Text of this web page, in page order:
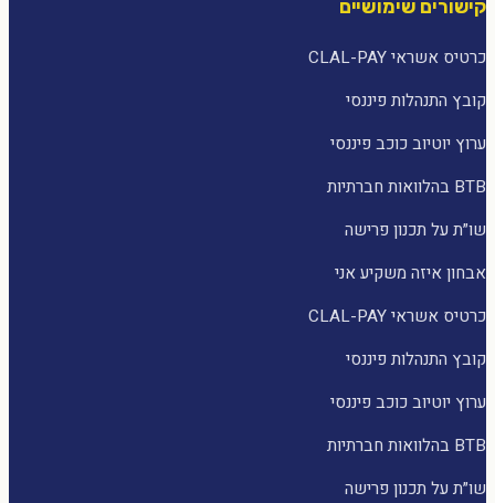
קישורים שימושיים
כרטיס אשראי CLAL-PAY
קובץ התנהלות פיננסי
ערוץ יוטיוב כוכב פיננסי
BTB בהלוואות חברתיות
שו״ת על תכנון פרישה
אבחון איזה משקיע אני
כרטיס אשראי CLAL-PAY
קובץ התנהלות פיננסי
ערוץ יוטיוב כוכב פיננסי
BTB בהלוואות חברתיות
שו״ת על תכנון פרישה